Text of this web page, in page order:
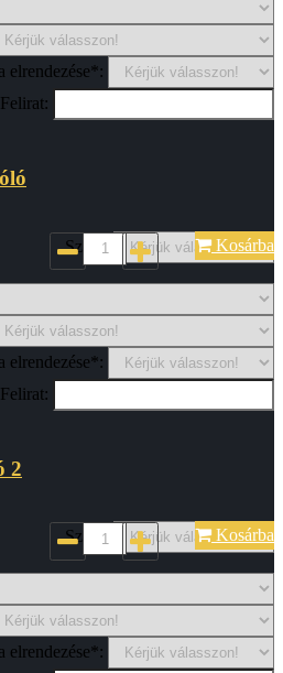
elrendezése*:
Felirat:
Szin*:
elrendezése*:
Felirat:
Kosárba
2
Szin*:
elrendezése*:
Kosárba